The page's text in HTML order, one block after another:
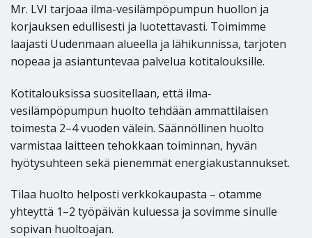
Mr. LVI tarjoaa ilma-vesilämpöpumpun huollon ja
korjauksen edullisesti ja luotettavasti. Toimimme
laajasti Uudenmaan alueella ja lähikunnissa, tarjoten
nopeaa ja asiantuntevaa palvelua kotitalouksille.
Kotitalouksissa suositellaan, että ilma-
vesilämpöpumpun huolto tehdään ammattilaisen
toimesta 2–4 vuoden välein. Säännöllinen huolto
varmistaa laitteen tehokkaan toiminnan, hyvän
hyötysuhteen sekä pienemmät energiakustannukset.
Tilaa huolto helposti verkkokaupasta – otamme
yhteyttä 1–2 työpäivän kuluessa ja sovimme sinulle
sopivan huoltoajan.